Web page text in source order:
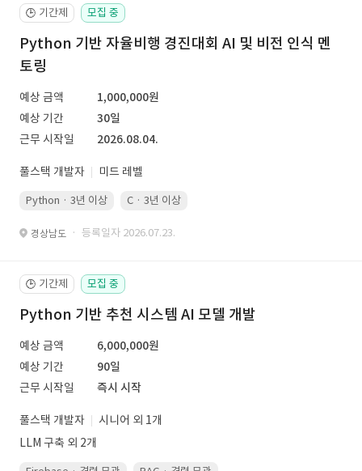
🕒 기간제 모집 중
Python 기반 자율비행 경진대회 AI 및 비전 인식 멘
토링
예상 금액
1,000,000원
예상 기간
30일
근무 시작일
2026.08.04.
풀스택 개발자 미드 레벨
Python · 3년 이상 C · 3년 이상
경상남도 · 등록일자 2026.07.23.
🕒 기간제 모집 중
Python 기반 추천 시스템 AI 모델 개발
예상 금액
6,000,000원
예상 기간
90일
근무 시작일
즉시 시작
풀스택 개발자
시니어 외 1개
LLM 구축 외 2개